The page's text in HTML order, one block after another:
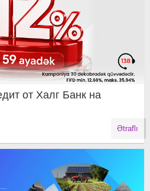
от Халг Банк на
Ətraflı